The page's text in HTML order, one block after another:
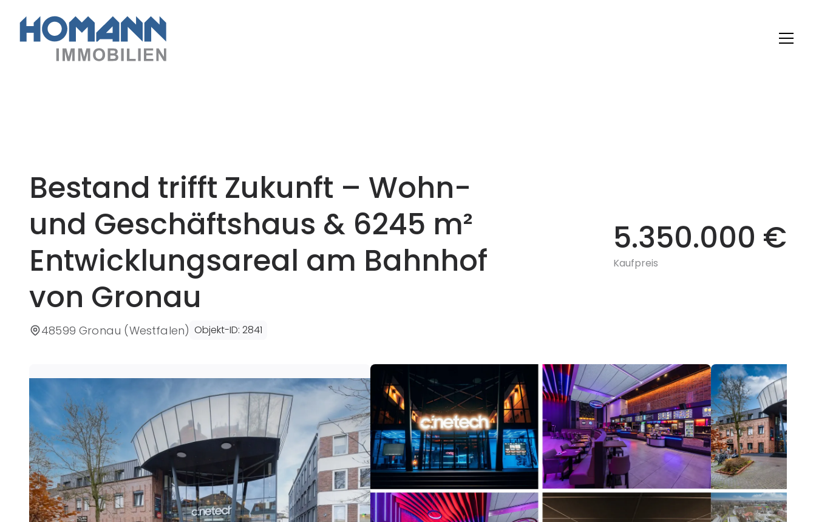
Bestand trifft Zukunft – Wohn-
und Geschäftshaus & 6245 m²
Entwicklungsareal am Bahnhof
von Gronau
48599 Gronau (Westfalen) Objekt-ID:2841
5.350.000 €
Kaufpreis